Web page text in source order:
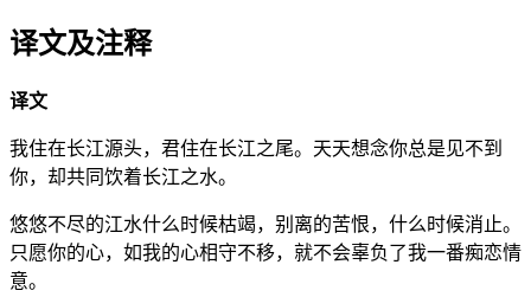
译文及注释
译文
我住在长江源头，君住在长江之尾。天天想念你总是见不到
你，却共同饮着长江之水。
悠悠不尽的江水什么时候枯竭，别离的苦恨，什么时候消止。
只愿你的心，如我的心相守不移，就不会辜负了我一番痴恋情
意。